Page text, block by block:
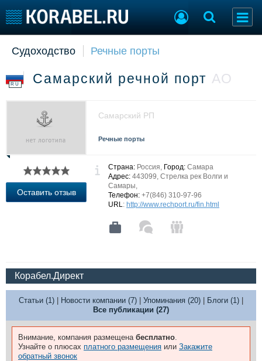
Судостроение
Новости
Репутация
Работа
Крюинг
Реклама
Торговая площадка
Продажа флота
Изделия
Услуги
Конференции
Флот
Форум
Судоходство Речные порты
RU Самарский речной порт АО
Самарский РП
Речные порты
Оставить отзыв
Страна: Россия, Город: Самара
Адрес: 443099, Стрелка рек Волги и
Самары,
Телефон: +7(846) 310-97-96
URL: http://www.rechport.ru/fin.html
Корабел.Директ
Статьи (1) Новости компании (7) Упоминания (20) Блоги (1)
Все публикации (27)
Внимание, компания размещена бесплатно.
Узнайте о плюсах платного размещения или Закажите
обратный звонок